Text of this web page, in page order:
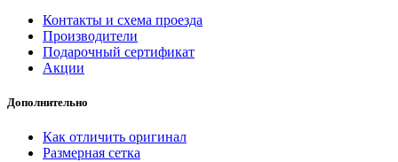
Контакты и схема проезда
Производители
Подарочный сертификат
Акции
Дополнительно
Как отличить оригинал
Размерная сетка